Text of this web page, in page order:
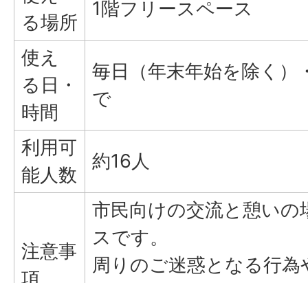
る場所
1階フリースペース
使え
る日・
時間
毎日（年末年始を除く
で
利用可
能人数
約16人
注意事
市民向けの交流と憩い
スです。
周りのご迷惑となる行